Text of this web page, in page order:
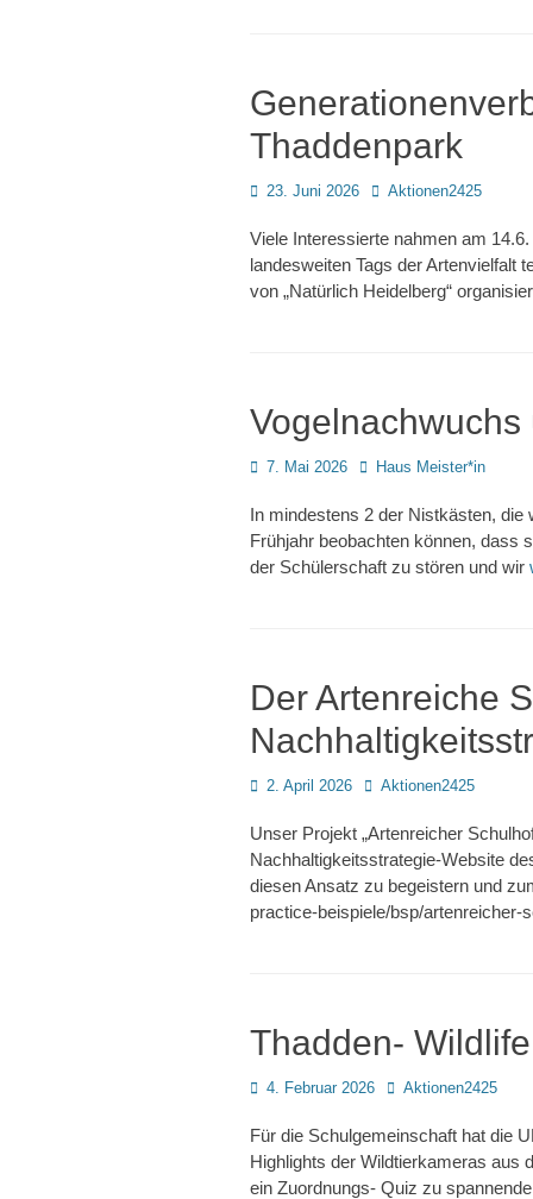
Thaddenpark
Posted
23. Juni 2026 AutorAktionen2425
Viele Interessierte nahmen am
landesweiten Tags der Artenvielfalt
von „Natürlich Heidelberg“
Posted
7. Mai 2026 AutorHaus Meister*in
In mindestens 2 der Nistkästen, die
Frühjahr beobachten können, dass
der Schülerschaft zu stören und wir
Der Artenreiche
Posted
2. April 2026 AutorAktionen2425
Unser Projekt „Artenreicher
Nachhaltigkeitsstrategie-Website
diesen Ansatz zu begeistern und
practice-beispiele/bsp/artenreicher-
Thadden-
Posted
4. Februar 2026 AutorAktionen2425
Für die Schulgemeinschaft hat die
Highlights der Wildtierkameras aus
ein Zuordnungs- Quiz zu